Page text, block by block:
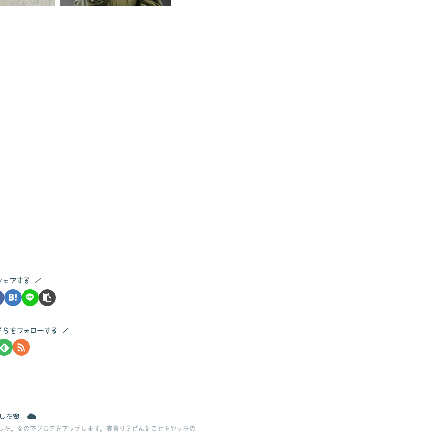
ェアする
をフォローする
た🌸
た。なのでブログをアップします。春祭り？どんなことをやったの